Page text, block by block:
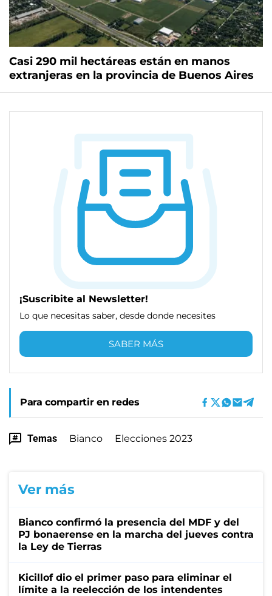
Casi 290 mil hectáreas están en manos
extranjeras en la provincia de Buenos Aires
¡Suscribite al Newsletter!
Lo que necesitas saber, desde donde necesites
SABER MÁS
Para compartir en redes
Temas Bianco Elecciones 2023
Ver más
Bianco confirmó la presencia del MDF y del
PJ bonaerense en la marcha del jueves contra
la Ley de Tierras
Kicillof dio el primer paso para eliminar el
límite a la reelección de los intendentes